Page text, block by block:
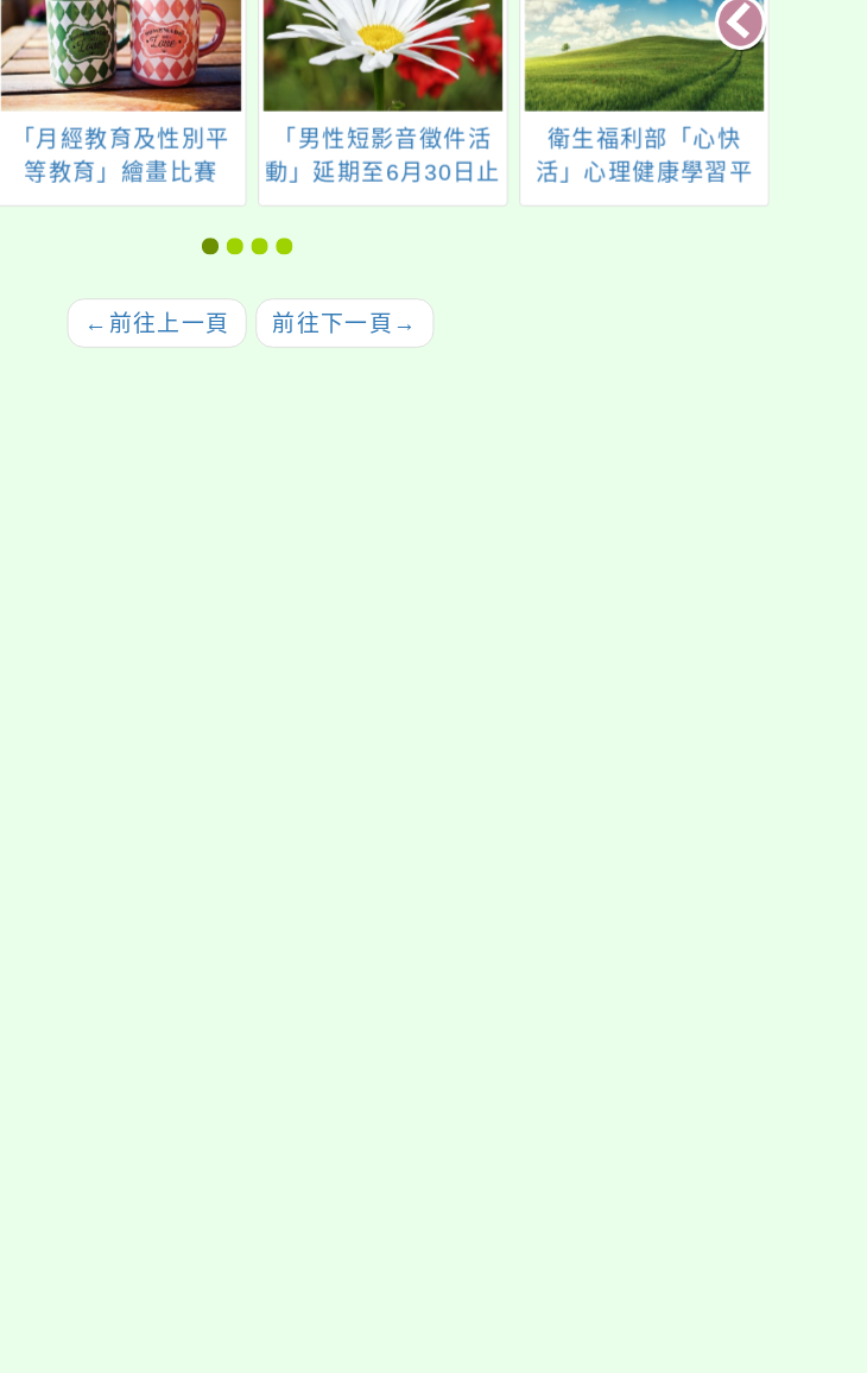
「月經教育及性別平
等教育」繪畫比賽
「男性短影音徵件活
動」延期至6月30日止
衛生福利部「心快
活」心理健康學習平
台「心理健康知識PK
← 前往上一頁 前往下一頁 →